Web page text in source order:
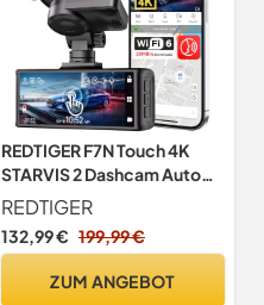
REDTIGER F7N Touch 4K
STARVIS 2 Dashcam Auto
Vorne Hinten,
Sprachsteuerung
REDTIGER
132,99 € 199,99 €
ZUM ANGEBOT